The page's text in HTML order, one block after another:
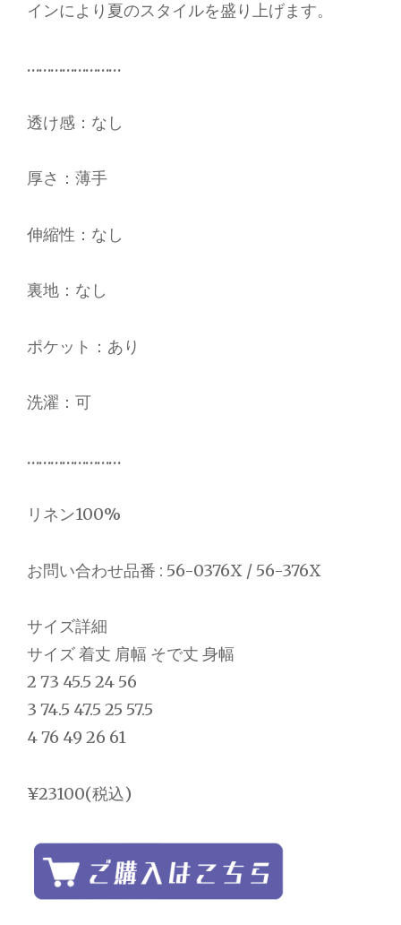
インにより夏のスタイルを盛り上げます。
……………………
透け感：なし
厚さ：薄手
伸縮性：なし
裏地：なし
ポケット：あり
洗濯：可
……………………
リネン100%
お問い合わせ品番 : 56-0376X / 56-376X
サイズ詳細
サイズ 着丈 肩幅 そで丈 身幅
2 73 45.5 24 56
3 74.5 47.5 25 57.5
4 76 49 26 61
¥23100(税込)